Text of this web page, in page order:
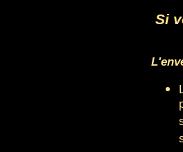
Si